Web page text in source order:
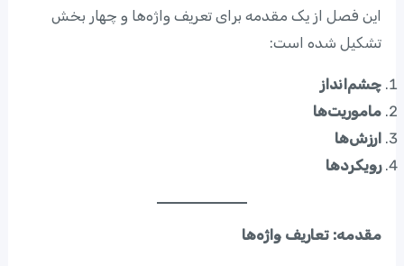
این فصل از یک مقدمه برای تعریف واژه‌ها و چهار بخش
تشکیل شده است:
چشم‌انداز
ماموریت‌ها
ارزش‌ها
رویکردها
مقدمه: تعاریف واژه‌ها